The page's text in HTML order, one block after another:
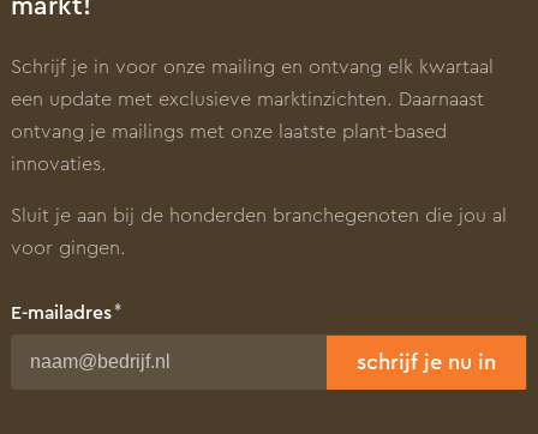
markt!
Schrijf je in voor onze mailing en ontvang elk kwartaal
een update met exclusieve marktinzichten. Daarnaast
ontvang je mailings met onze laatste plant-based
innovaties.
Sluit je aan bij de honderden branchegenoten die jou al
voor gingen.
E-mailadres
schrijf je nu in